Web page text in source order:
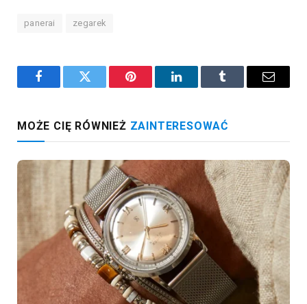
panerai zegarek
FacebookTwitter Pinterest LinkedInTumblr Email
MOŻE CIĘ RÓWNIEŻ ZAINTERESOWAĆ